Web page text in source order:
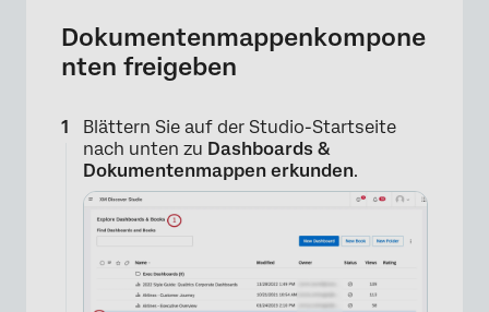
Dokumentenmappenkompone
nten freigeben
Blättern Sie auf der Studio-Startseite
nach unten zu Dashboards &
Dokumentenmappen erkunden.